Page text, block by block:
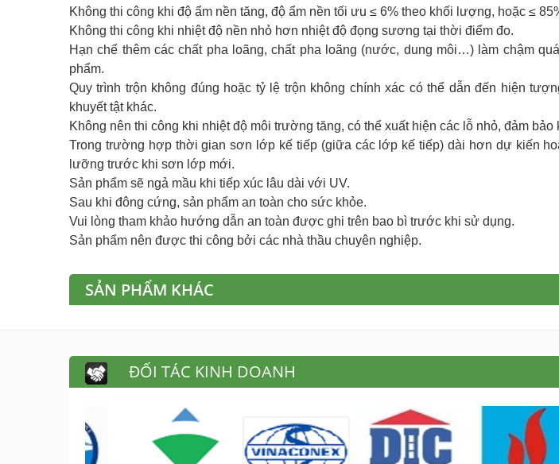
Không thi công khi độ ẩm nền tăng, độ ẩm nền tối ưu ≤ 6% theo khối lượng, hoặc ≤
Không thi công khi nhiệt độ nền nhỏ hơn nhiệt độ đọng sương tại thời điểm đo.
Hạn chế thêm các chất pha loãng, chất pha loãng (nước, dung môi…) làm chậm
phẩm.
Quy trình trộn không đúng hoặc tỷ lệ trộn không chính xác có thể dẫn đến hiện
khuyết tật khác.
Không nên thi công khi nhiệt độ môi trường tăng, có thể xuất hiện các lỗ nhỏ, đảm
Trong trường hợp thời gian sơn lớp kế tiếp (giữa các lớp kế tiếp) dài hơn dự kiến
lưỡng trước khi sơn lớp mới.
Sản phẩm sẽ ngả mầu khi tiếp xúc lâu dài với UV.
Sau khi đông cứng, sản phẩm an toàn cho sức khỏe.
Vui lòng tham khảo hướng dẫn an toàn được ghi trên bao bì trước khi sử dụng.
Sản phẩm nên được thi công bởi các nhà thầu chuyên nghiệp.
SẢN PHẨM KHÁC
ĐỐI TÁC KINH DOANH